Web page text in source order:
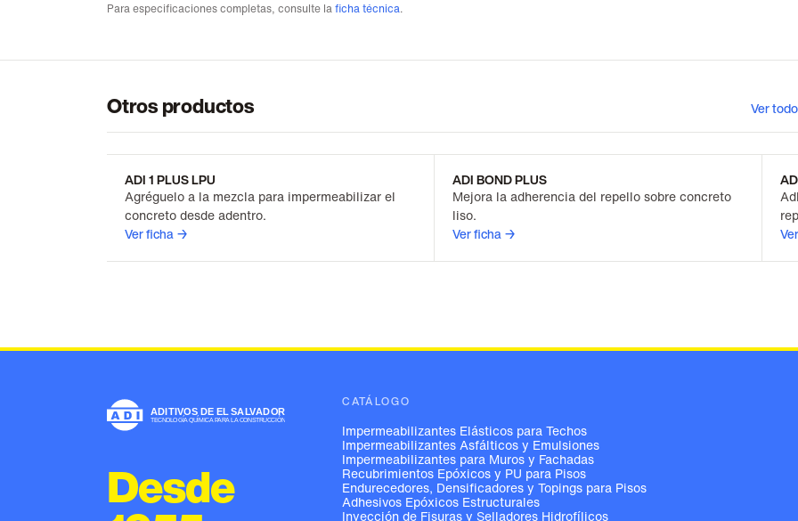
Para especificaciones completas, consulte laficha técnica.
Otros productos Ver
ADI 1 PLUS LPU
Agréguelo a la mezcla para impermeabilizar el
concreto desde adentro.
Ver ficha →
ADI BOND PLUS
Mejora la adherencia del repello sobre concreto
liso.
Ver ficha →
Desde
CATÁLOGO
Impermeabilizantes Elásticos para Techos
Impermeabilizantes Asfálticos y Emulsiones
Impermeabilizantes para Muros y Fachadas
Recubrimientos Epóxicos y PU para Pisos
Endurecedores, Densificadores y Topings para Pisos
Adhesivos Epóxicos Estructurales
Inyección de Fisuras y Selladores Hidrofílicos